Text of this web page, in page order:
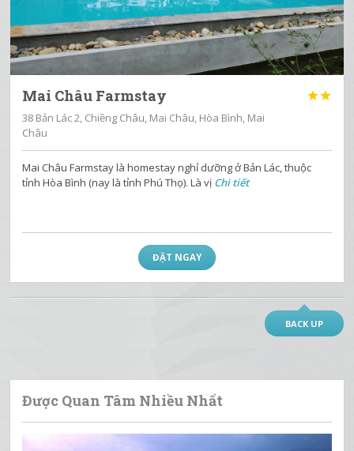
Mai Châu Farmstay 
38 Bản Lác 2, Chiềng Châu, Mai Châu, Hòa Bình, Mai
Châu
Mai Châu Farmstay là homestay nghỉ dưỡng ở Bản Lác, thuộc
tỉnh Hòa Bình (nay là tỉnh Phú Thọ). Là vị Chi tiết
ĐẶT NGAY
BACK UP
Được Quan Tâm Nhiều Nhất